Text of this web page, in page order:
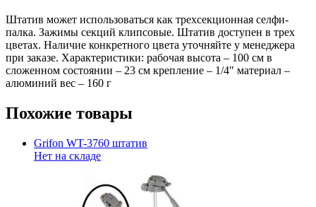
Штатив может использоваться как трехсекционная селфи-
палка. Зажимы секций клипсовые. Штатив доступен в трех
цветах. Наличие конкретного цвета уточняйте у менеджера
при заказе. Характеристики: рабочая высота – 100 см в
сложенном состоянии – 23 см крепление – 1/4″ материал –
алюминий вес – 160 г
Похожие товары
Grifon WT-3760 штатив
Нет на складе